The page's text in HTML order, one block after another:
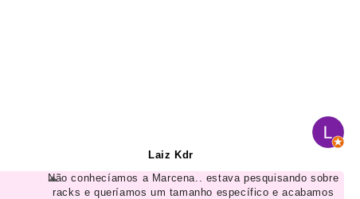
Laiz Kdr
Não conhecíamos a Marcena.. estava pesquisando sobre
racks e queríamos um tamanho específico e acabamos